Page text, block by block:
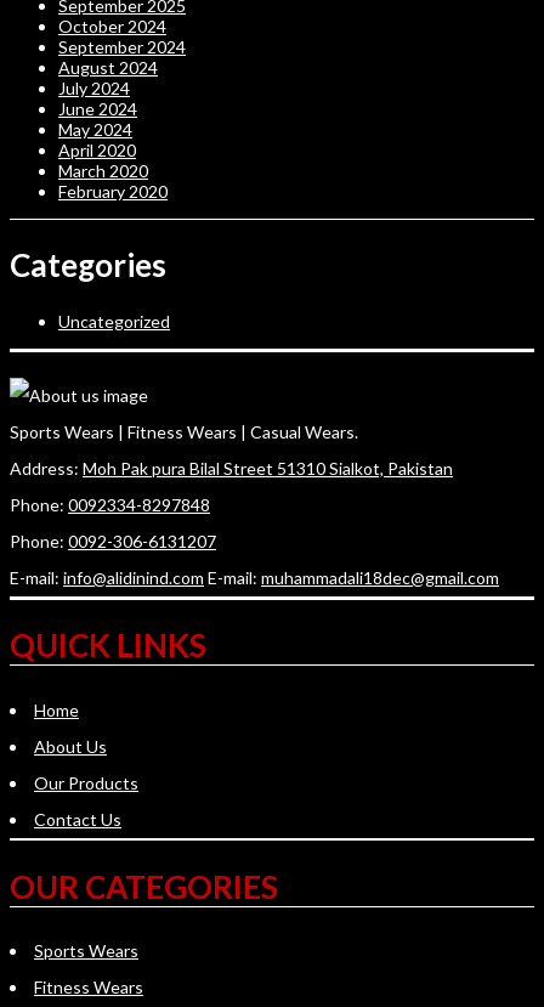
September 2025
October 2024
September 2024
August 2024
July 2024
June 2024
May 2024
April 2020
March 2020
February 2020
Categories
Uncategorized
Sports Wears | Fitness Wears | Casual Wears.
Address: Moh Pak pura Bilal Street 51310 Sialkot, Pakistan
Phone: 0092334-8297848
Phone: 0092-306-6131207
E-mail: info@alidinind.com E-mail: muhammadali18dec@gmail.com
QUICK LINKS
Home
About Us
Our Products
Contact Us
OUR CATEGORIES
Sports Wears
Fitness Wears